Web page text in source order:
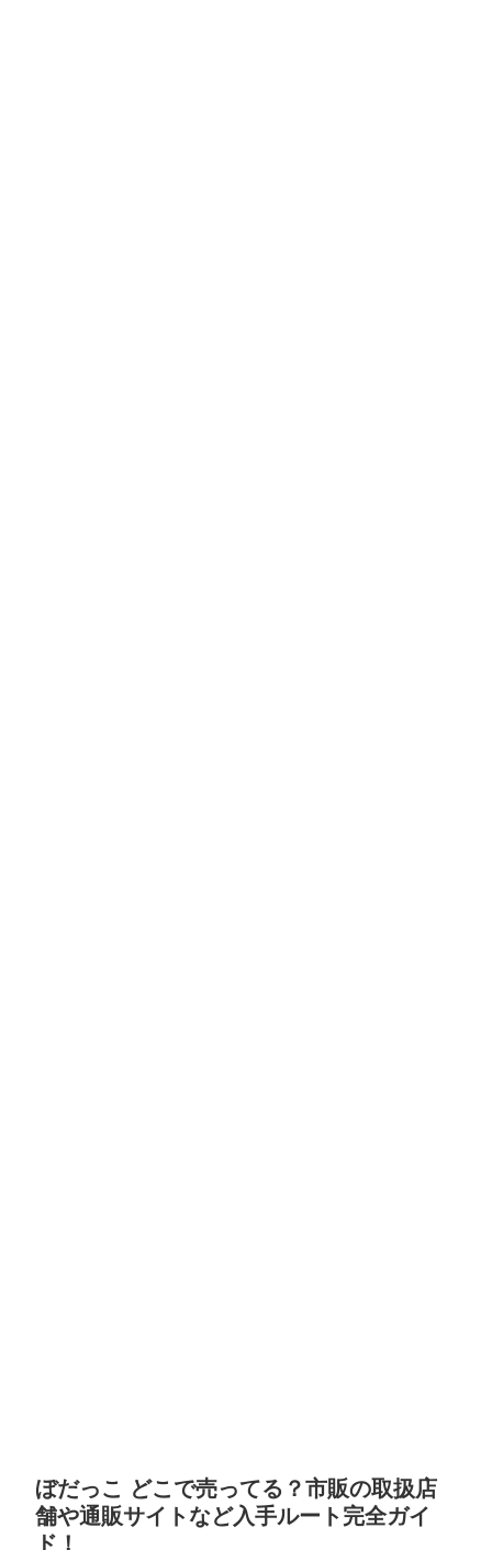
ぼだっこ どこで売ってる？市販の取扱店
舗や通販サイトなど入手ルート完全ガイ
ド！